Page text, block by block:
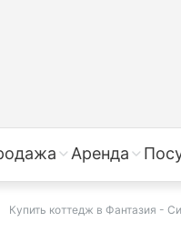
Аренда
Купить коттедж в Фантазия -